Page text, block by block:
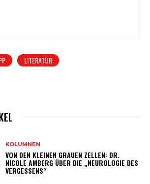
LITERATUR
KOLUMNEN
VON DEN KLEINEN GRAUEN ZELLEN: DR.
NICOLE AMBERG ÜBER DIE „NEUROLOGIE DES
VERGESSENS“